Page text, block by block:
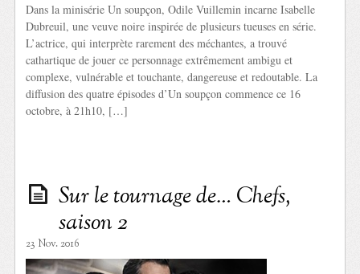
Dans la minisérie Un soupçon, Odile Vuillemin incarne Isabelle
Dubreuil, une veuve noire inspirée de plusieurs tueuses en série.
L’actrice, qui interprète rarement des méchantes, a trouvé
cathartique de jouer ce personnage extrêmement ambigu et
complexe, vulnérable et touchante, dangereuse et redoutable. La
diffusion des quatre épisodes d’Un soupçon commence ce 16
octobre, à 21h10, […]
Sur le tournage de… Chefs,
saison 2
23 Nov. 2016